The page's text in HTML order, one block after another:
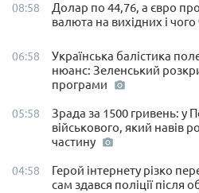
08:58
Долар по 44,76, а євро
валюта на вихідних і
06:58
Українська балістика
нюанс: Зеленський
програми
05:58
Зрада за 1500 гривень: у
військового, який навів
частину
04:58
Герой інтернету різко
сам здався поліції після